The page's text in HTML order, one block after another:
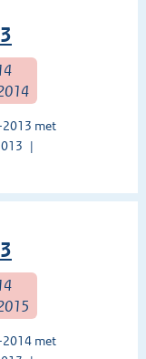
met
met